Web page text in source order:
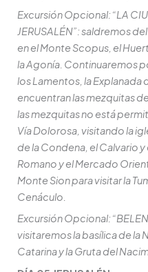
Excursión Opcional: “LA
JERUSALÉN”: saldremos
en el Monte Scopus, el
la Agonía. Continuaremos
los Lamentos, la Explanada
encuentran las mezquitas
las mezquitas no está
Vía Dolorosa, visitando la
de la Condena, el Calvario
Romano y el Mercado
Monte Sion para visitar la
Cenáculo.
Excursión Opcional:
visitaremos la basílica de la
Catarina y la Gruta del